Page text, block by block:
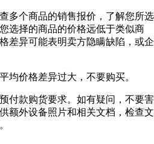
多个商品的销售报价，了解您所选
选择的商品的价格远低于类似商
差异可能表明卖方隐瞒缺陷，或企
均价格差异过大，不要购买。
付款购货要求。如有疑问，不要害
额外设备照片和相关文档，检查文